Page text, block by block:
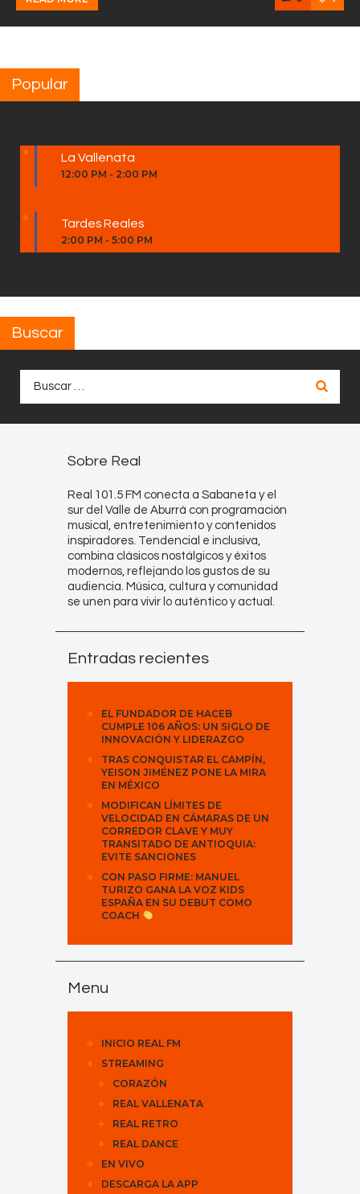
Popular
La Vallenata
12:00 PM - 2:00 PM
Tardes Reales
2:00 PM - 5:00 PM
Buscar
Sobre Real
Real 101.5 FM conecta a Sabaneta y el
sur del Valle de Aburrá con programación
musical, entretenimiento y contenidos
inspiradores. Tendencial e inclusiva,
combina clásicos nostálgicos y éxitos
modernos, reflejando los gustos de su
audiencia. Música, cultura y comunidad
se unen para vivir lo auténtico y actual.
Entradas recientes
EL FUNDADOR DE HACEB
CUMPLE 106 AÑOS: UN SIGLO DE
INNOVACIÓN Y LIDERAZGO
TRAS CONQUISTAR EL CAMPÍN,
YEISON JIMÉNEZ PONE LA MIRA
EN MÉXICO
MODIFICAN LÍMITES DE
VELOCIDAD EN CÁMARAS DE UN
CORREDOR CLAVE Y MUY
TRANSITADO DE ANTIOQUIA:
EVITE SANCIONES
CON PASO FIRME: MANUEL
TURIZO GANA LA VOZ KIDS
ESPAÑA EN SU DEBUT COMO
COACH
Menu
INICIO REAL FM
STREAMING
CORAZÓN
REAL VALLENATA
REAL RETRO
REAL DANCE
EN VIVO
DESCARGA LA APP